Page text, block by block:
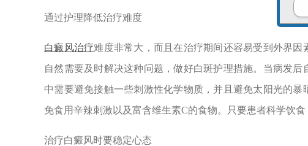
通过护理降低治疗难度
白癜风治疗难度非常大，而且在治疗期间还容易受到外界
自然需要及时解决这种问题，做好白斑护理措施。当病发
中需要避免接触一些刺激性化学物质，并且避免太阳光的
免食用辛辣刺激以及富含维生素C的食物。只要患者科学饮
治疗白癜风时要稳定心态